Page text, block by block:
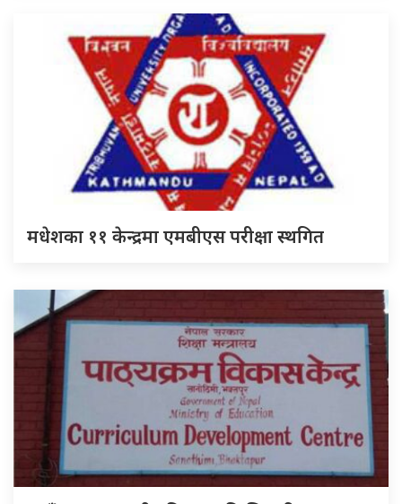
मधेशका ११ केन्द्रमा एमबीएस परीक्षा स्थगित